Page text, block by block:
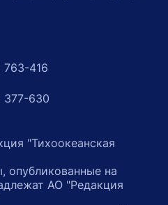
763-416
377-630
"Тихоокеанская
опубликованные на
АО "Редакция